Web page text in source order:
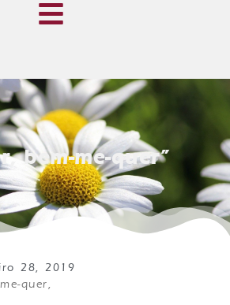
bem-me-quer”
28, 2019
quer,